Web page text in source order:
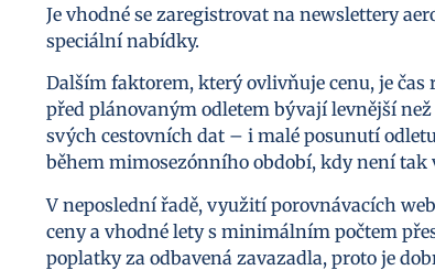
Je vhodné se zaregistrovat na newslettery
speciální nabídky.
Dalším faktorem, který ovlivňuje cenu, je čas
před plánovaným odletem bývají levnější
svých cestovních dat – i malé posunutí
během mimosezónního období, kdy není tak
V neposlední řadě, využití porovnávacích
ceny a vhodné lety s minimálním počtem
poplatky za odbavená zavazadla, proto je